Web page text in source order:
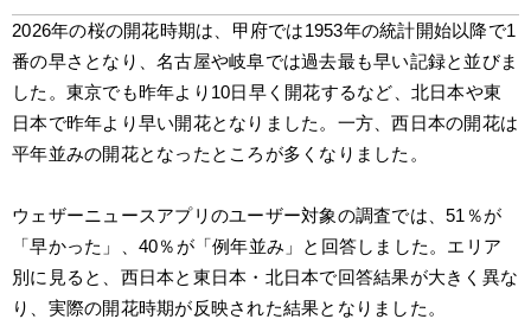
2026年の桜の開花時期は、甲府では1953年の統計開始以降で1
番の早さとなり、名古屋や岐阜では過去最も早い記録と並びま
した。東京でも昨年より10日早く開花するなど、北日本や東
日本で昨年より早い開花となりました。一方、西日本の開花は
平年並みの開花となったところが多くなりました。
ウェザーニュースアプリのユーザー対象の調査では、51％が
「早かった」、40％が「例年並み」と回答しました。エリア
別に見ると、西日本と東日本・北日本で回答結果が大きく異な
り、実際の開花時期が反映された結果となりました。